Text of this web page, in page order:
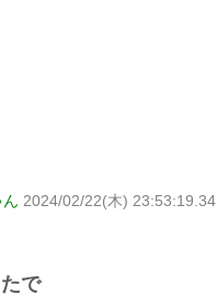
2024/02/22(木) 23:53:19.34
で